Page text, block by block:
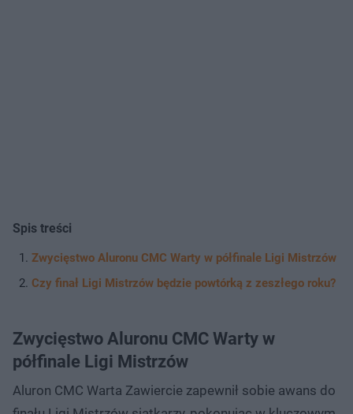
Spis treści
Zwycięstwo Aluronu CMC Warty w półfinale Ligi Mistrzów
Czy finał Ligi Mistrzów będzie powtórką z zeszłego roku?
Zwycięstwo Aluronu CMC Warty w
półfinale Ligi Mistrzów
Aluron CMC Warta Zawiercie zapewnił sobie awans do